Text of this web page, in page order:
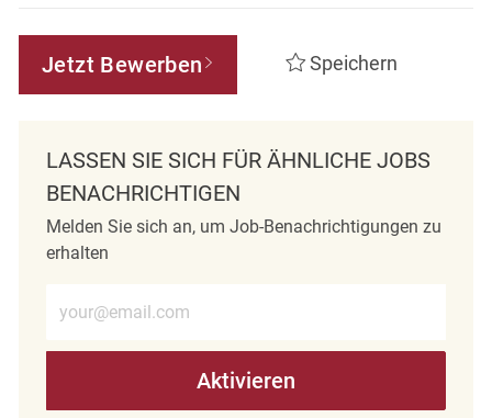
Jetzt Bewerben Speichern
LASSEN SIE SICH FÜR ÄHNLICHE JOBS
BENACHRICHTIGEN
Melden Sie sich an, um Job-Benachrichtigungen zu
erhalten
Aktivieren